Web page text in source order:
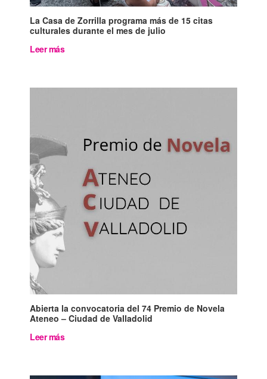
La Casa de Zorrilla programa más de 15 citas
culturales durante el mes de julio
Leer más
Abierta la convocatoria del 74 Premio de Novela
Ateneo – Ciudad de Valladolid
Leer más